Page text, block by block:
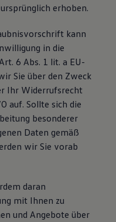
erhoben.
kann
in die
6 Abs. 1 lit. a EU-
Sie über den Zweck
Ihr Widerrufsrecht
auf. Sollte sich die
besonderer
Daten gemäß
wir Sie vorab
daran
mit Ihnen zu
und Angebote über